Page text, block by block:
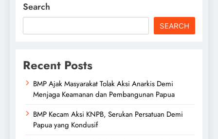
Search
SEARCH
Recent Posts
BMP Ajak Masyarakat Tolak Aksi Anarkis Demi
Menjaga Keamanan dan Pembangunan Papua
BMP Kecam Aksi KNPB, Serukan Persatuan Demi
Papua yang Kondusif